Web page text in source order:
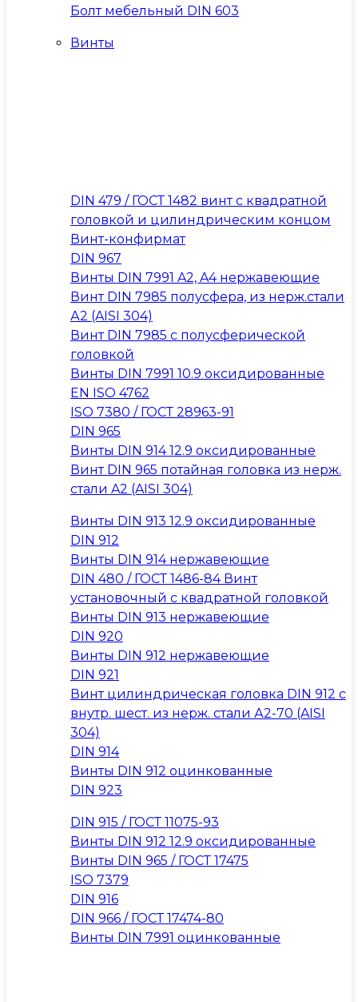
Болт мебельный DIN 603
Винты
DIN 479 / ГОСТ 1482 винт с квадратной
головкой и цилиндрическим концом
Винт-конфирмат
DIN 967
Винты DIN 7991 A2, A4 нержавеющие
Винт DIN 7985 полусфера, из нерж.стали
А2 (AISI 304)
Винт DIN 7985 с полусферической
головкой
Винты DIN 7991 10.9 оксидированные
EN ISO 4762
ISO 7380 / ГОСТ 28963-91
DIN 965
Винты DIN 914 12.9 оксидированные
Винт DIN 965 потайная головка из нерж.
стали A2 (AISI 304)
Винты DIN 913 12.9 оксидированные
DIN 912
Винты DIN 914 нержавеющие
DIN 480 / ГОСТ 1486-84 Винт
установочный с квадратной головкой
Винты DIN 913 нержавеющие
DIN 920
Винты DIN 912 нержавеющие
DIN 921
Винт цилиндрическая головка DIN 912 с
внутр. шест. из нерж. стали А2-70 (AISI
304)
DIN 914
Винты DIN 912 оцинкованные
DIN 923
DIN 915 / ГОСТ 11075-93
Винты DIN 912 12.9 оксидированные
Винты DIN 965 / ГОСТ 17475
ISO 7379
DIN 916
DIN 966 / ГОСТ 17474-80
Винты DIN 7991 оцинкованные